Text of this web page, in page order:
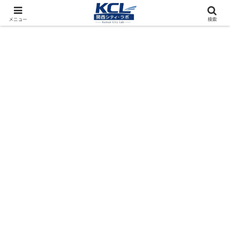
都市再開発をフィールド調査（累計アクセス数4000万PV）
メニュー 検索